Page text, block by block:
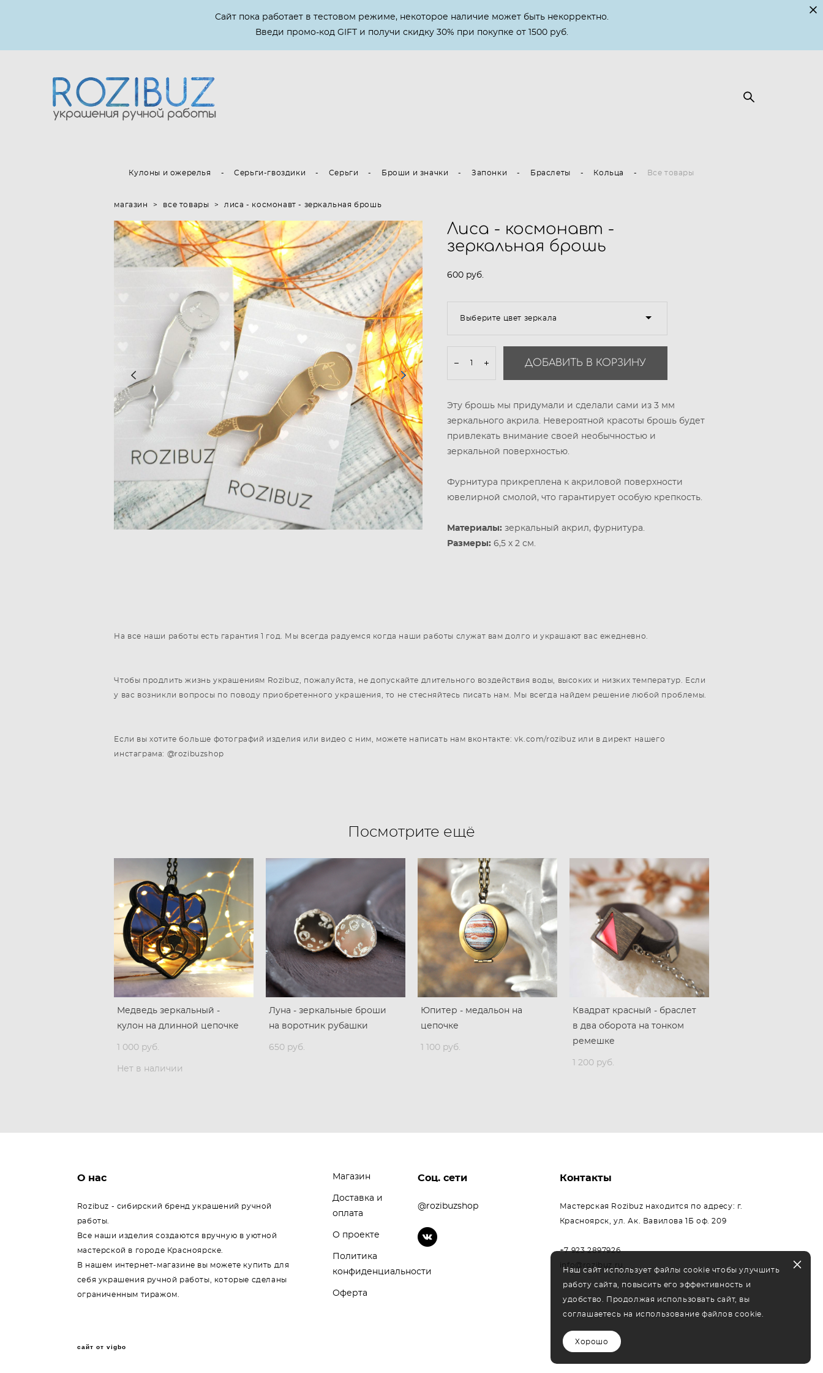
Сайт пока работает в тестовом режиме, некоторое наличие может быть некорректно.
Введи промо-код GIFT и получи скидку 30% при покупке от 1500 руб.
Кулоны и ожерелья - Серьги-гвоздики - Серьги - Броши и значки - Запонки - Браслеты - Кольца - Все товары
магазин > все товары > лиса - космонавт - зеркальная брошь
Лиса - космонавт -
зеркальная брошь
600 pуб.
Выберите цвет зеркала
ДОБАВИТЬ В КОРЗИНУ
Эту брошь мы придумали и сделали сами из 3 мм
зеркального акрила. Невероятной красоты брошь будет
привлекать внимание своей необычностью и
зеркальной поверхностью.
Фурнитура прикреплена к акриловой поверхности
ювелирной смолой, что гарантирует особую крепкость.
Материалы: зеркальный акрил, фурнитура.
Размеры: 6,5 х 2 см.
На все наши работы есть гарантия 1 год. Мы всегда радуемся когда наши работы служат вам долго и украшают вас ежедневно.
Чтобы продлить жизнь украшениям Rozibuz, пожалуйста, не допускайте длительного воздействия воды, высоких и низких температур. Если
у вас возникли вопросы по поводу приобретенного украшения, то не стесняйтесь писать нам. Мы всегда найдем решение любой проблемы.
Если вы хотите больше фотографий изделия или видео с ним, можете написать нам вконтакте: vk.com/rozibuz или в директ нашего
инстаграма: @rozibuzshop
Посмотрите ещё
Медведь зеркальный -
кулон на длинной цепочке
1 000 pуб.
Нет в наличии
Луна - зеркальные броши
на воротник рубашки
650 pуб.
Юпитер - медальон на
цепочке
1 100 pуб.
Квадрат красный - браслет
в два оборота на тонком
ремешке
1 200 pуб.
О нас
Rozibuz - сибирский бренд украшений ручной
работы.
Все наши изделия создаются вручную в уютной
мастерской в городе Красноярске.
В нашем интернет-магазине вы можете купить для
себя украшения ручной работы, которые сделаны
ограниченным тиражом.
Магазин
Доставка и
оплата
О проекте
Политика
конфиденциальности
Оферта
Соц. сети
@rozibuzshop
Контакты
Мастерская Rozibuz находится по адресу: г.
Красноярск, ул. Ак. Вавилова 1Б оф. 209
+7 923 2897926
info@rozibuz.ru
сайт от vigbo
Наш сайт использует файлы cookie чтобы улучшить
работу сайта, повысить его эффективность и
удобство. Продолжая использовать сайт, вы
соглашаетесь на использование файлов cookie.
Хорошо